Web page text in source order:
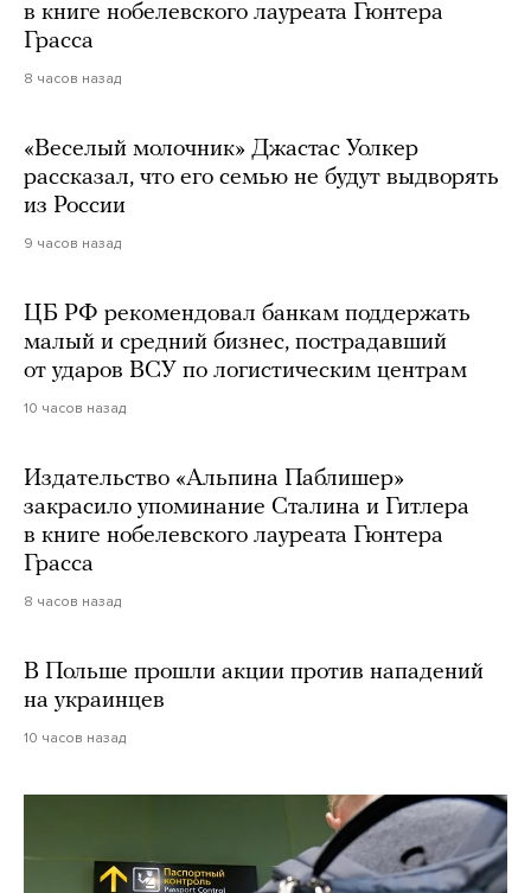
в книге нобелевского лауреата Гюнтера
Грасса
8 часов назад
«Веселый молочник» Джастас Уолкер
рассказал, что его семью не будут выдворять
из России
9 часов назад
ЦБ РФ рекомендовал банкам поддержать
малый и средний бизнес, пострадавший
от ударов ВСУ по логистическим центрам
10 часов назад
Издательство «Альпина Паблишер»
закрасило упоминание Сталина и Гитлера
в книге нобелевского лауреата Гюнтера
Грасса
8 часов назад
В Польше прошли акции против нападений
на украинцев
10 часов назад